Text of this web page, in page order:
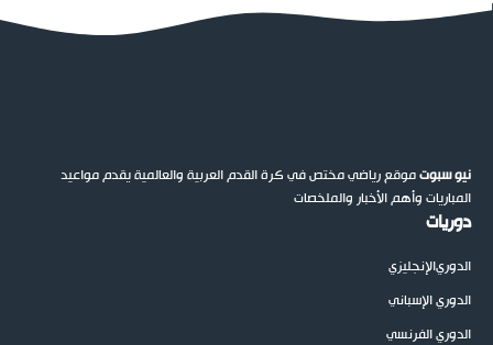
نيو سبوتموقع رياضي مختص في كرة القدم العربية والعالمية يقدم مواعيد
المباريات وأهم الأخبار والملخصات
دوريات
الدوريالإنجليزي
الدوري الإسباني
الدوري الفرنسي